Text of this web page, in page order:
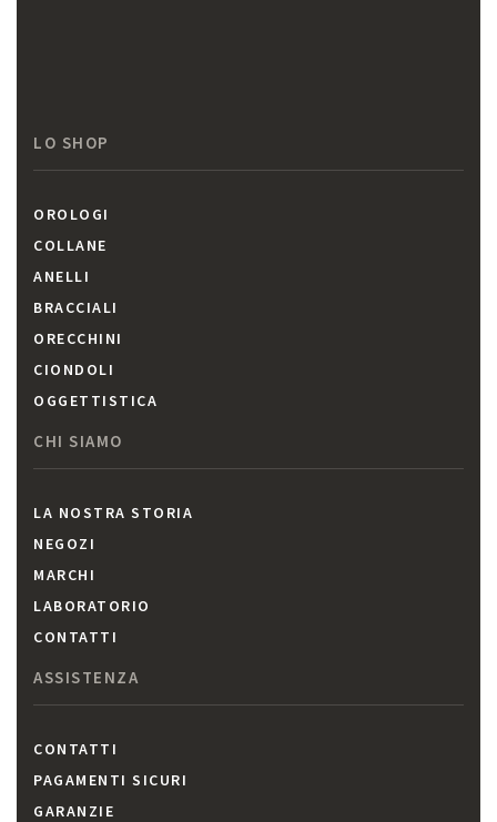
LO SHOP
OROLOGI
COLLANE
ANELLI
BRACCIALI
ORECCHINI
CIONDOLI
OGGETTISTICA
CHI SIAMO
LA NOSTRA STORIA
NEGOZI
MARCHI
LABORATORIO
CONTATTI
ASSISTENZA
CONTATTI
PAGAMENTI SICURI
GARANZIE